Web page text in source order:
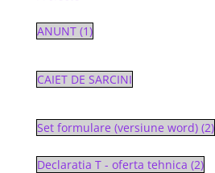
ANUNT (1)
CAIET DE SARCINI
Set formulare (versiune word) (2)
Declaratia T - oferta tehnica (2)